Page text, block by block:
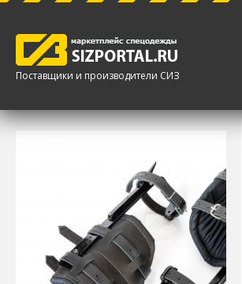
Поставщики и производители СИЗ